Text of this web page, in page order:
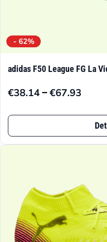
- 62%
adidas F50 League FG La
€38.14–€67.93
Preisspanne:
€67.93
Dieses
Produkt
Varianten
auf.
Die